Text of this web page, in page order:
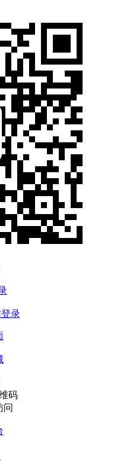
录
问